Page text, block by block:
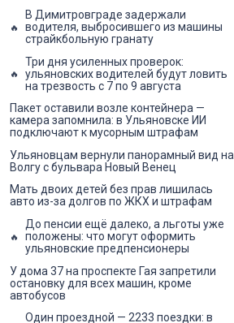
В Димитровграде задержали
водителя, выбросившего из машины
страйкбольную гранату
Три дня усиленных проверок:
ульяновских водителей будут ловить
на трезвость с 7 по 9 августа
Пакет оставили возле контейнера —
камера запомнила: в Ульяновске ИИ
подключают к мусорным штрафам
Ульяновцам вернули панорамный вид на
Волгу с бульвара Новый Венец
Мать двоих детей без прав лишилась
авто из-за долгов по ЖКХ и штрафам
До пенсии ещё далеко, а льготы уже
положены: что могут оформить
ульяновские предпенсионеры
У дома 37 на проспекте Гая запретили
остановку для всех машин, кроме
автобусов
Один проездной — 2233 поездки: в